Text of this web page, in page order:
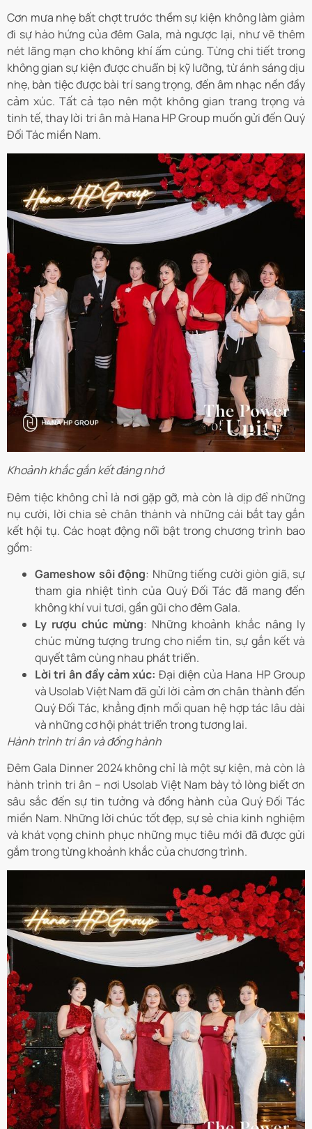
Cơn mưa nhẹ bất chợt trước thềm sự kiện không làm giảm
đi sự hào hứng của đêm Gala, mà ngược lại, như vẽ thêm
nét lãng mạn cho không khí ấm cúng. Từng chi tiết trong
không gian sự kiện được chuẩn bị kỹ lưỡng, từ ánh sáng dịu
nhẹ, bàn tiệc được bài trí sang trọng, đến âm nhạc nền đầy
cảm xúc. Tất cả tạo nên một không gian trang trọng và
tinh tế, thay lời tri ân mà Hana HP Group muốn gửi đến Quý
Đối Tác miền Nam.
Khoảnh khắc gắn kết đáng nhớ
Đêm tiệc không chỉ là nơi gặp gỡ, mà còn là dịp để những
nụ cười, lời chia sẻ chân thành và những cái bắt tay gắn
kết hội tụ. Các hoạt động nổi bật trong chương trình bao
gồm:
Gameshow sôi động: Những tiếng cười giòn giã, sự
tham gia nhiệt tình của Quý Đối Tác đã mang đến
không khí vui tươi, gần gũi cho đêm Gala.
Ly rượu chúc mừng: Những khoảnh khắc nâng ly
chúc mừng tượng trưng cho niềm tin, sự gắn kết và
quyết tâm cùng nhau phát triển.
Lời tri ân đầy cảm xúc: Đại diện của Hana HP Group
và Usolab Việt Nam đã gửi lời cảm ơn chân thành đến
Quý Đối Tác, khẳng định mối quan hệ hợp tác lâu dài
và những cơ hội phát triển trong tương lai.
Hành trình tri ân và đồng hành
Đêm Gala Dinner 2024 không chỉ là một sự kiện, mà còn là
hành trình tri ân – nơi Usolab Việt Nam bày tỏ lòng biết ơn
sâu sắc đến sự tin tưởng và đồng hành của Quý Đối Tác
miền Nam. Những lời chúc tốt đẹp, sự sẻ chia kinh nghiệm
và khát vọng chinh phục những mục tiêu mới đã được gửi
gắm trong từng khoảnh khắc của chương trình.